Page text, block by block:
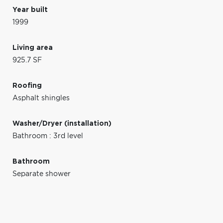
Year built
1999
Living area
925.7 SF
Roofing
Asphalt shingles
Washer/Dryer (installation)
Bathroom : 3rd level
Bathroom
Separate shower